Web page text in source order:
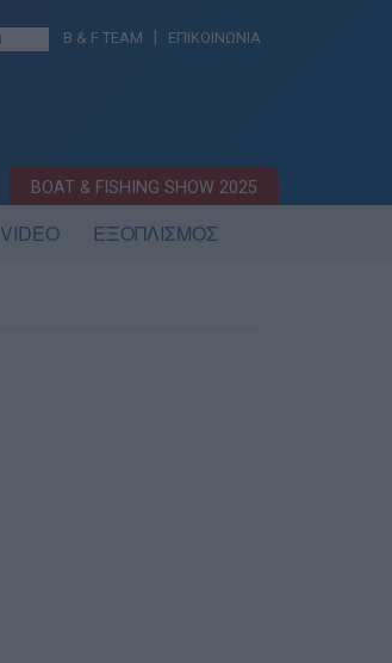
B & F TEAM ΕΠΙΚΟΙΝΩΝΙΑ
BOAT & FISHING SHOW 2025
VIDEO ΕΞΟΠΛΙΣΜΟΣ